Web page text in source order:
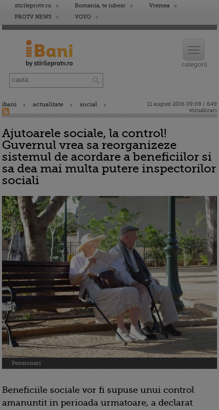
stirileprotv.ro Romania, te iubesc
Vremea
PROTV NEWS
VOYO
ibani actualitate social
11 august 2016 09:09 / 649
vizualizari
Ajutoarele sociale, la control!
Guvernul vrea sa reorganizeze
sistemul de acordare a beneficiilor si
sa dea mai multa putere inspectorilor
sociali
Pensionari
Beneficiile sociale vor fi supuse unui control
amanuntit in perioada urmatoare, a declarat